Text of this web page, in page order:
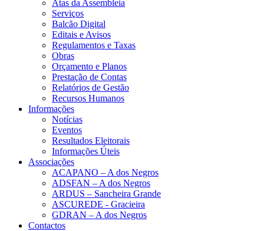
Atas da Assembleia
Serviços
Balcão Digital
Editais e Avisos
Regulamentos e Taxas
Obras
Orçamento e Planos
Prestação de Contas
Relatórios de Gestão
Recursos Humanos
Informações
Notícias
Eventos
Resultados Eleitorais
Informações Úteis
Associações
ACAPANO – A dos Negros
ADSFAN – A dos Negros
ARDUS – Sancheira Grande
ASCUREDE - Gracieira
GDRAN – A dos Negros
Contactos